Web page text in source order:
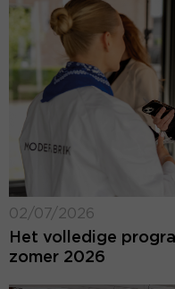
02/07/2026
Het volledige
zomer 2026